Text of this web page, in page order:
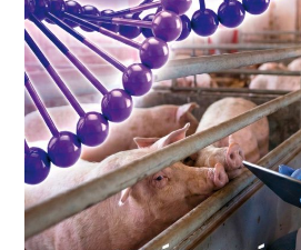
R$ 7,15
kg
Trigo Atacado - Regional
PR
R$ 1.417,12
t
Trigo Atacado - Regional
RS